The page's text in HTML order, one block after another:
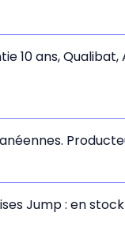
10 ans,
Jump : en